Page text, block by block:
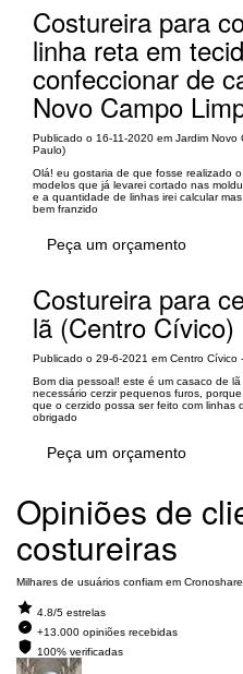
Costureira para
linha reta em
confeccionar de
Novo Campo
Publicado o 16-11-2020 em Jardim
Paulo)
Olá! eu gostaria de que fosse realizado
modelos que já levarei cortado nas
e a quantidade de linhas irei calcular
bem franzido
Peça um orçamento
Costureira para
lã (Centro Cívico)
Publicado o 29-6-2021 em Centro Cívico
Bom dia pessoal! este é um casaco de
necessário cerzir pequenos furos,
que o cerzido possa ser feito com linhas
obrigado
Peça um orçamento
Opiniões de
costureiras
Milhares de usuários confiam em
4.8/5 estrelas
+13.000 opiniões recebidas
100% verificadas